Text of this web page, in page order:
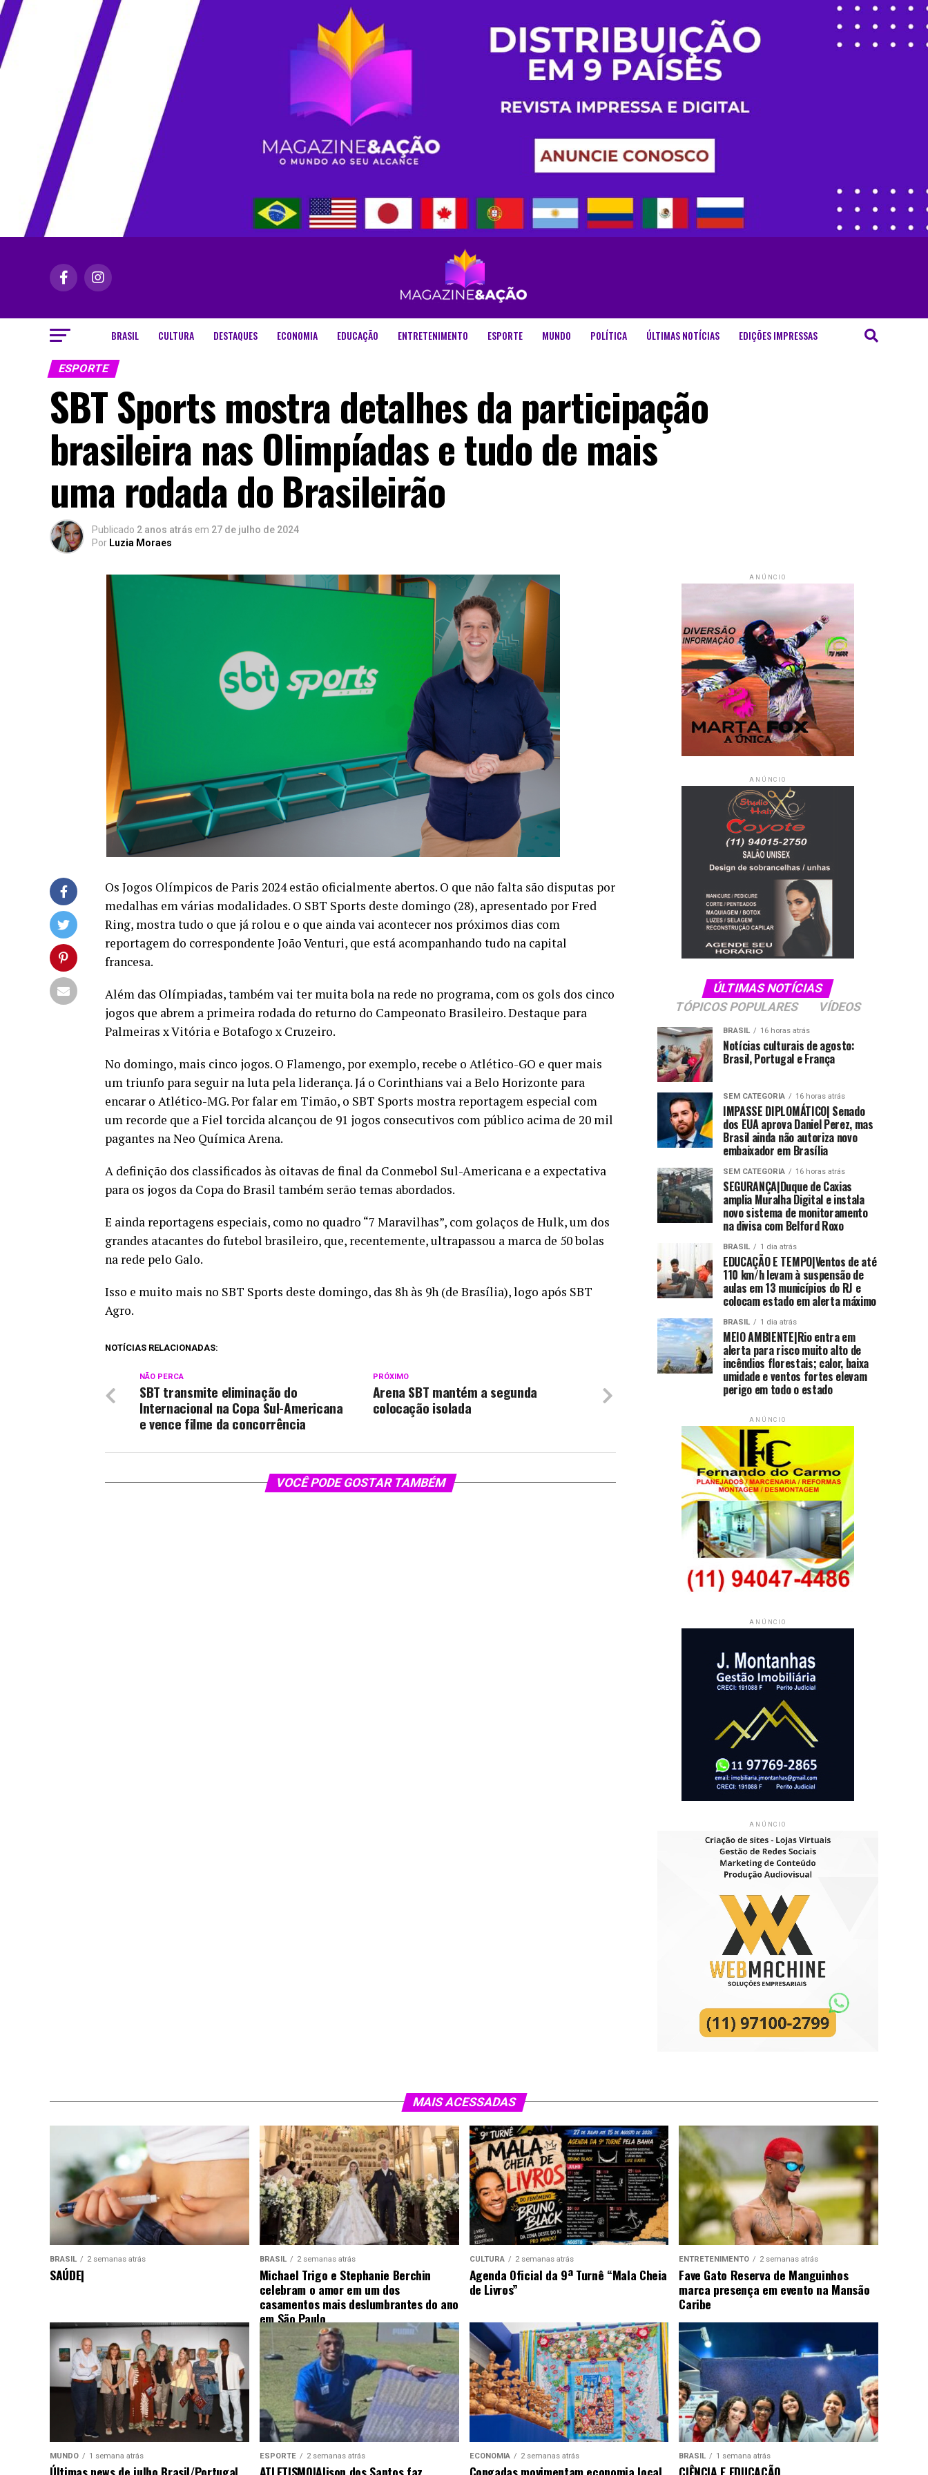
BRASIL CULTURA DESTAQUES ECONOMIA EDUCAÇÃO ENTRETENIMENTO ESPORTE MUNDO POLÍTICA ÚLTIMAS NOTÍCIAS EDIÇÕES IMPRESSAS
ESPORTE
SBT Sports mostra detalhes da participação
brasileira nas Olimpíadas e tudo de mais
uma rodada do Brasileirão
Publicado 2 anos atrás em 27 de julho de 2024
Por Luzia Moraes
Os Jogos Olímpicos de Paris 2024 estão oficialmente abertos. O que não falta são disputas por
medalhas em várias modalidades. O SBT Sports deste domingo (28), apresentado por Fred
Ring, mostra tudo o que já rolou e o que ainda vai acontecer nos próximos dias com
reportagem do correspondente João Venturi, que está acompanhando tudo na capital
francesa.
Além das Olímpiadas, também vai ter muita bola na rede no programa, com os gols dos cinco
jogos que abrem a primeira rodada do returno do Campeonato Brasileiro. Destaque para
Palmeiras x Vitória e Botafogo x Cruzeiro.
No domingo, mais cinco jogos. O Flamengo, por exemplo, recebe o Atlético-GO e quer mais
um triunfo para seguir na luta pela liderança. Já o Corinthians vai a Belo Horizonte para
encarar o Atlético-MG. Por falar em Timão, o SBT Sports mostra reportagem especial com
um recorde que a Fiel torcida alcançou de 91 jogos consecutivos com público acima de 20 mil
pagantes na Neo Química Arena.
A definição dos classificados às oitavas de final da Conmebol Sul-Americana e a expectativa
para os jogos da Copa do Brasil também serão temas abordados.
E ainda reportagens especiais, como no quadro “7 Maravilhas”, com golaços de Hulk, um dos
grandes atacantes do futebol brasileiro, que, recentemente, ultrapassou a marca de 50 bolas
na rede pelo Galo.
Isso e muito mais no SBT Sports deste domingo, das 8h às 9h (de Brasília), logo após SBT
Agro.
NOTÍCIAS RELACIONADAS:
PRÓXIMO
Arena SBT mantém a segunda
colocação isolada
NÃO PERCA
SBT transmite eliminação do
Internacional na Copa Sul-Americana
e vence filme da concorrência
VOCÊ PODE GOSTAR TAMBÉM
ANÚNCIO
ANÚNCIO
ÚLTIMAS NOTÍCIAS
TÓPICOS POPULARES
VÍDEOS
BRASIL 16 horas atrás
Notícias culturais de agosto:
Brasil, Portugal e França
SEM CATEGORIA 16 horas atrás
IMPASSE DIPLOMÁTICO| Senado
dos EUA aprova Daniel Perez, mas
Brasil ainda não autoriza novo
embaixador em Brasília
SEM CATEGORIA 16 horas atrás
SEGURANÇA|Duque de Caxias
amplia Muralha Digital e instala
novo sistema de monitoramento
na divisa com Belford Roxo
BRASIL 1 dia atrás
EDUCAÇÃO E TEMPO|Ventos de até
110 km/h levam à suspensão de
aulas em 13 municípios do RJ e
colocam estado em alerta máximo
BRASIL 1 dia atrás
MEIO AMBIENTE|Rio entra em
alerta para risco muito alto de
incêndios florestais; calor, baixa
umidade e ventos fortes elevam
perigo em todo o estado
ANÚNCIO
ANÚNCIO
ANÚNCIO
MAIS ACESSADAS
BRASIL 2 semanas atrás
SAÚDE|
BRASIL 2 semanas atrás
Michael Trigo e Stephanie Berchin
celebram o amor em um dos
casamentos mais deslumbrantes do ano
em São Paulo
CULTURA 2 semanas atrás
Agenda Oficial da 9ª Turnê “Mala Cheia
de Livros”
ENTRETENIMENTO 2 semanas atrás
Fave Gato Reserva de Manguinhos
marca presença em evento na Mansão
Caribe
MUNDO 1 semana atrás ESPORTE 2 semanas atrás ECONOMIA 2 semanas atrás BRASIL 1 semana atrás